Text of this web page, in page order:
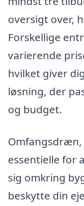
oversigt over,
Forskellige
varierende
hvilket giver
løsning, der
og budget.
essentielle for
sig omkring
beskytte din